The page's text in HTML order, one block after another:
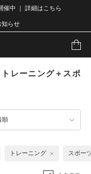
催中 ｜ 詳細はこちら
知らせ
レーニング＋スポ
順
トレーニング スポー